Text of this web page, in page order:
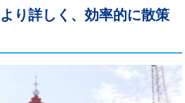
り詳しく、効率的に散策